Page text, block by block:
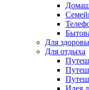
Для
Для отдыха
Идея